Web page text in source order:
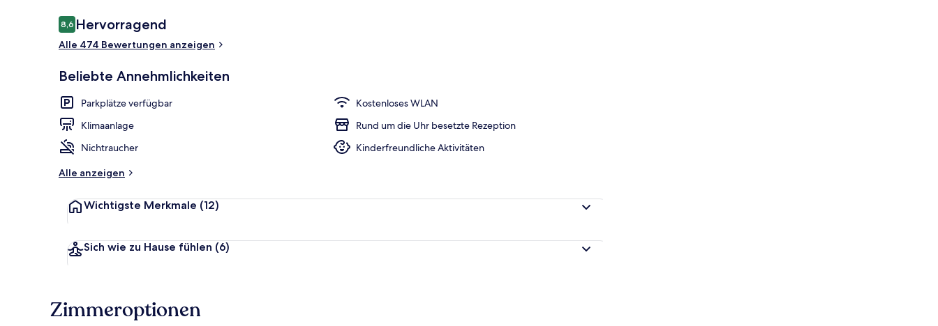
Bewertungen
8,68,6 von 10.
Hervorragend
Alle 474 Bewertungen anzeigen
Beliebte Annehmlichkeiten
Parkplätze verfügbar
Kostenloses WLAN
Klimaanlage
Rund um die Uhr besetzte Rezeption
Nichtraucher
Kinderfreundliche Aktivitäten
Alle anzeigen
Wichtigste Merkmale (12)
Sich wie zu Hause fühlen (6)
Zimmeroptionen